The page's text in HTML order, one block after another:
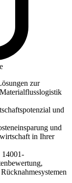
zur
und
und
in Ihrer
14001-